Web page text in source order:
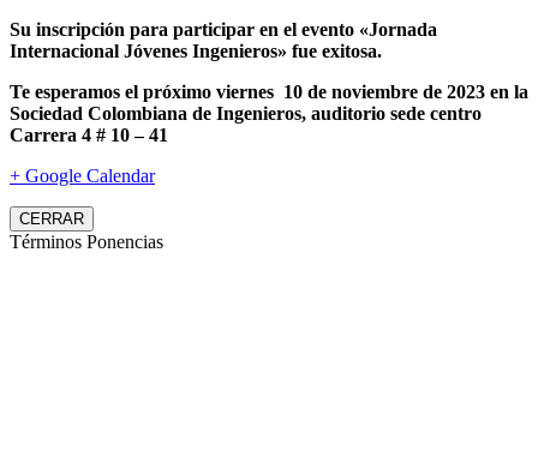
Su inscripción para participar en el evento «Jornada
Internacional Jóvenes Ingenieros» fue exitosa.
Te esperamos el próximo viernes 10 de noviembre de 2023 en la
Sociedad Colombiana de Ingenieros, auditorio sede centro
Carrera 4 # 10 – 41
+ Google Calendar
CERRAR
Términos Ponencias